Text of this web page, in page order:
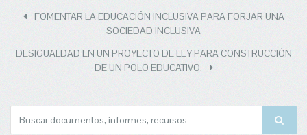
FOMENTAR LA EDUCACIÓN INCLUSIVA PARA FORJAR UNA
SOCIEDAD INCLUSIVA
DESIGUALDAD EN UN PROYECTO DE LEY PARA CONSTRUCCIÓN
DE UN POLO EDUCATIVO.